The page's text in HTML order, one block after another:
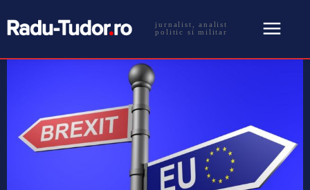
jurnalist, analist
politic si militar